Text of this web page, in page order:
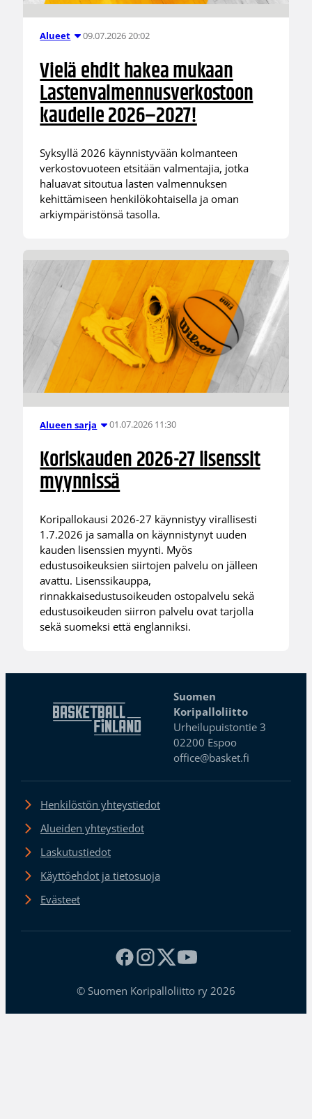
Alueet 09.07.2026 20:02
Vielä ehdit hakea mukaan
Lastenvalmennusverkostoon
kaudelle 2026–2027!
Syksyllä 2026 käynnistyvään kolmanteen
verkostovuoteen etsitään valmentajia, jotka
haluavat sitoutua lasten valmennuksen
kehittämiseen henkilökohtaisella ja oman
arkiympäristönsä tasolla.
Alueen sarja 01.07.2026 11:30
Koriskauden 2026-27 lisenssit
myynnissä
Koripallokausi 2026-27 käynnistyy virallisesti
1.7.2026 ja samalla on käynnistynyt uuden
kauden lisenssien myynti. Myös
edustusoikeuksien siirtojen palvelu on jälleen
avattu. Lisenssikauppa,
rinnakkaisedustusoikeuden ostopalvelu sekä
edustusoikeuden siirron palvelu ovat tarjolla
sekä suomeksi että englanniksi.
Suomen
Koripalloliitto
Urheilupuistontie 3
02200 Espoo
office@basket.fi
Henkilöstön yhteystiedot
Alueiden yhteystiedot
Laskutustiedot
Käyttöehdot ja tietosuoja
Evästeet
© Suomen Koripalloliitto ry 2026